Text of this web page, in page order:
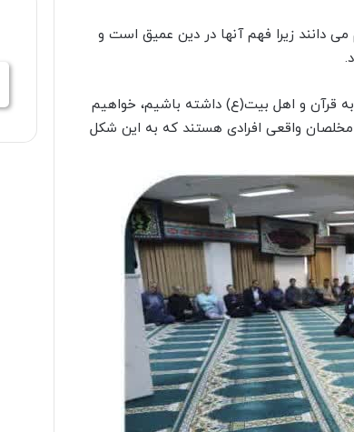
دانند زیرا فهم آنها در دین عمیق است و
به قرآن و اهل بیت(ع) داشته باشیم، خواهیم
واقعی افرادی هستند که به این شکل